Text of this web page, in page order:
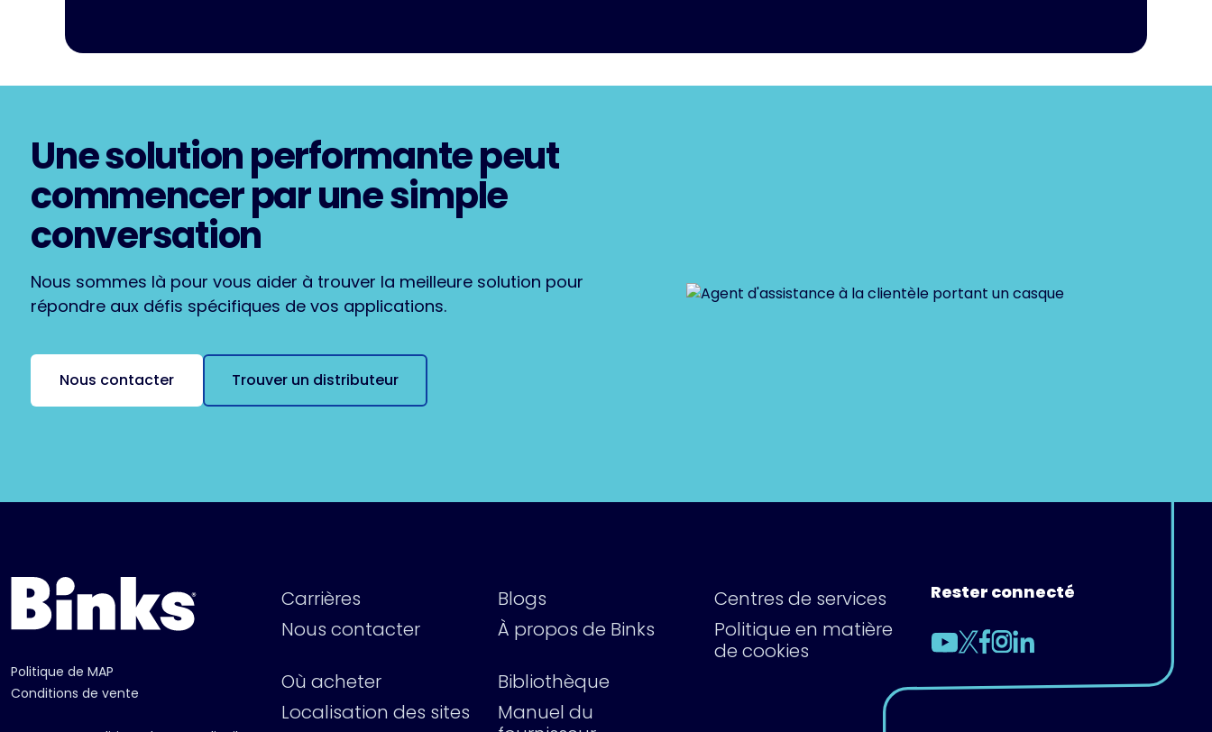
Une solution performante peut
commencer par une simple
conversation
Nous sommes là pour vous aider à trouver la meilleure solution pour
répondre aux défis spécifiques de vos applications.
Nous contacter Trouver un distributeur
Politique de MAP
Conditions de vente
Carrières
Nous contacter
Où acheter
Localisation des sites
Blogs
À propos de Binks
Bibliothèque
Manuel du
Centres de services
Politique en matière
de cookies
Rester connecté